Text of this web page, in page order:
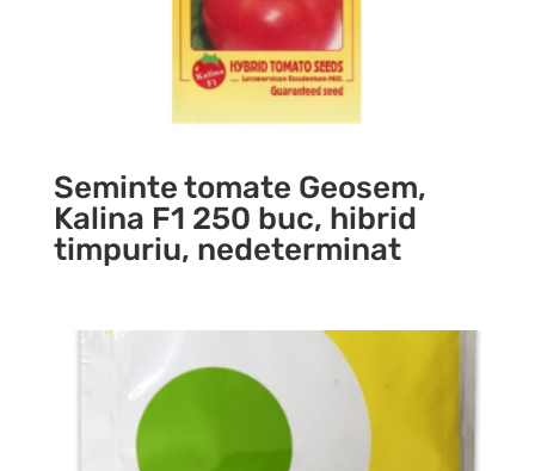
Seminte tomate Geosem,
Kalina F1 250 buc, hibrid
timpuriu, nedeterminat